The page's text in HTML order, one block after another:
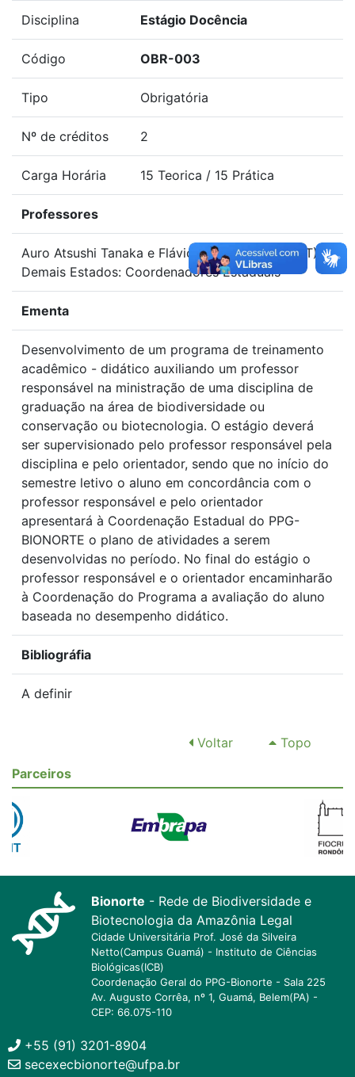
Disciplina Estágio Docência
Código OBR-003
Tipo Obrigatória
Nº de créditos 2
Carga Horária 15 Teorica / 15 Prática
Professores
Auro Atsushi Tanaka e Flávio Santos Damos (MT),
Demais Estados: Coordenadores Estaduais
Ementa
Desenvolvimento de um programa de treinamento
acadêmico - didático auxiliando um professor
responsável na ministração de uma disciplina de
graduação na área de biodiversidade ou
conservação ou biotecnologia. O estágio deverá
ser supervisionado pelo professor responsável pela
disciplina e pelo orientador, sendo que no início do
semestre letivo o aluno em concordância com o
professor responsável e pelo orientador
apresentará à Coordenação Estadual do PPG-
BIONORTE o plano de atividades a serem
desenvolvidas no período. No final do estágio o
professor responsável e o orientador encaminharão
à Coordenação do Programa a avaliação do aluno
baseada no desempenho didático.
Bibliográfia
A definir
Voltar
Topo
Parceiros
Bionorte - Rede de Biodiversidade e
Biotecnologia da Amazônia Legal
Cidade Universitária Prof. José da Silveira
Netto(Campus Guamá) - Instituto de Ciências
Biológicas(ICB)
Coordenação Geral do PPG-Bionorte - Sala 225
Av. Augusto Corrêa, nº 1, Guamá, Belem(PA) -
CEP: 66.075-110
+55 (91) 3201-8904
secexecbionorte@ufpa.br